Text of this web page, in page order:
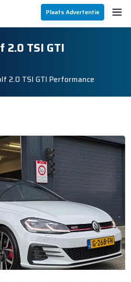
Plaats Advertentie
2.0 TSI GTI
2.0 TSI GTI Performance